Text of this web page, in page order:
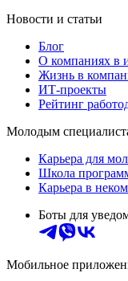
Новости и статьи
Блог
О компаниях в
Жизнь в
ИТ-проекты
Рейтинг
Молодым
Карьера для
Школа
Карьера в
Боты для
Мобильное